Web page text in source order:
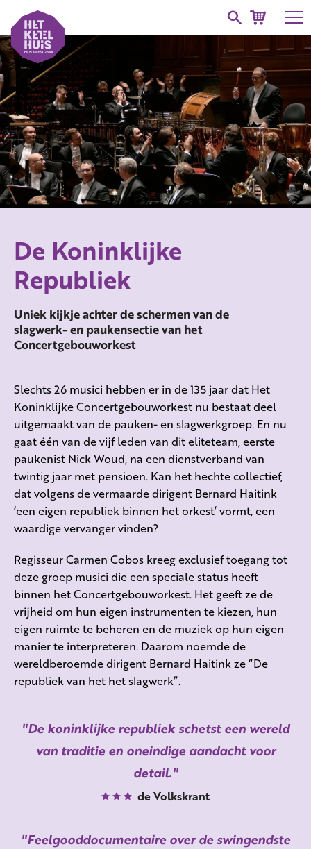
De Koninklijke
Republiek
Uniek kijkje achter de schermen van de
slagwerk- en paukensectie van het
Concertgebouworkest
Slechts 26 musici hebben er in de 135 jaar dat Het
Koninklijke Concertgebouworkest nu bestaat deel
uitgemaakt van de pauken- en slagwerkgroep. En nu
gaat één van de vijf leden van dit eliteteam, eerste
paukenist Nick Woud, na een dienstverband van
twintig jaar met pensioen. Kan het hechte collectief,
dat volgens de vermaarde dirigent Bernard Haitink
‘een eigen republiek binnen het orkest’ vormt, een
waardige vervanger vinden?
Regisseur Carmen Cobos kreeg exclusief toegang tot
deze groep musici die een speciale status heeft
binnen het Concertgebouworkest. Het geeft ze de
vrijheid om hun eigen instrumenten te kiezen, hun
eigen ruimte te beheren en de muziek op hun eigen
manier te interpreteren. Daarom noemde de
wereldberoemde dirigent Bernard Haitink ze “De
republiek van het het slagwerk”.
De koninklijke republiek schetst een wereld
van traditie en oneindige aandacht voor
detail.
de Volkskrant
Feelgooddocumentaire over de swingendste